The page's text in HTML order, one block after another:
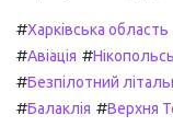
#Харківська область
#Авіація #
#Безпілотний
#Балаклія #Верхня